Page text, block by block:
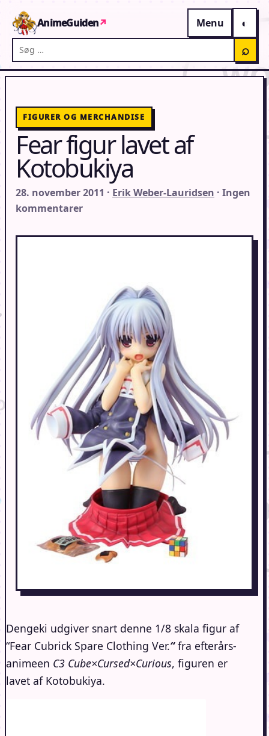
AnimeGuiden↗
Menu
Søg på AnimeGuiden
⌕
FIGURER OG MERCHANDISE
Fear figur lavet af
Kotobukiya
28. november 2011 · Erik Weber-Lauridsen · Ingen
kommentarer
Dengeki udgiver snart denne 1/8 skala figur af
“Fear Cubrick Spare Clothing Ver.“fra efterårs-
animeen C3 Cube×Cursed×Curious, figuren er
lavet af Kotobukiya.